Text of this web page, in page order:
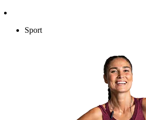
Sport